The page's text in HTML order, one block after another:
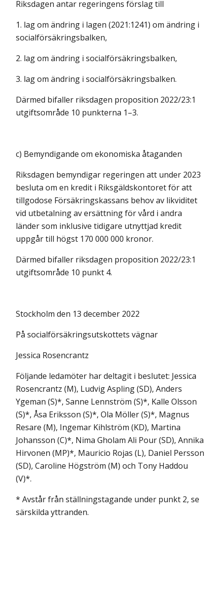
Riksdagen antar regeringens förslag till
1. lag om ändring i lagen (2021:1241) om ändring i
socialförsäkringsbalken,
2. lag om ändring i socialförsäkringsbalken,
3. lag om ändring i socialförsäkringsbalken.
Därmed bifaller riksdagen proposition 2022/23:1
utgiftsområde 10 punkterna 1–3.
c) Bemyndigande om ekonomiska åtaganden
Riksdagen bemyndigar regeringen att under 2023
besluta om en kredit i Riksgäldskontoret för att
tillgodose Försäkringskassans behov av likviditet
vid utbetalning av ersättning för vård i andra
länder som inklusive tidigare utnyttjad kredit
uppgår till högst 170 000 000 kronor.
Därmed bifaller riksdagen proposition 2022/23:1
utgiftsområde 10 punkt 4.
Stockholm den 13 december 2022
På socialförsäkringsutskottets vägnar
Jessica Rosencrantz
Följande ledamöter har deltagit i beslutet: Jessica
Rosencrantz (M), Ludvig Aspling (SD), Anders
Ygeman (S)*, Sanne Lennström (S)*, Kalle Olsson
(S)*, Åsa Eriksson (S)*, Ola Möller (S)*, Magnus
Resare (M), Ingemar Kihlström (KD), Martina
Johansson (C)*, Nima Gholam Ali Pour (SD), Annika
Hirvonen (MP)*, Mauricio Rojas (L), Daniel Persson
(SD), Caroline Högström (M) och Tony Haddou
(V)*.
* Avstår från ställningstagande under punkt 2, se
särskilda yttranden.